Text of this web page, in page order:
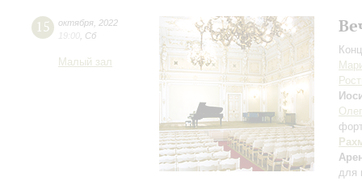
15 октября 2022
19:00 Сб
Малый зал
для